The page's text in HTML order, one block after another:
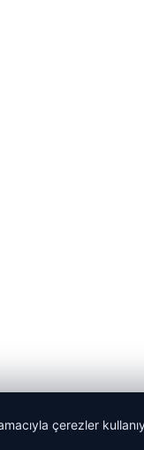
çerezler